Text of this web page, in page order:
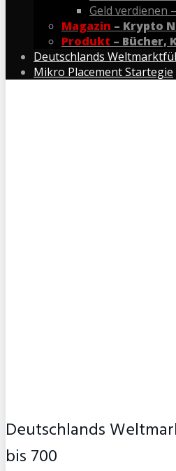
Geld verdienen –
Magazin – Krypto
Produkt – Bücher,
Deutschlands
Mikro Placement Startegie
Deutschlands
bis 700